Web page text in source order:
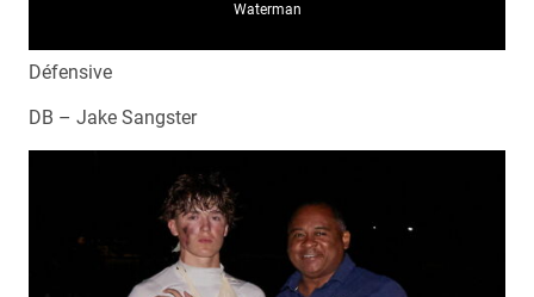
Waterman
Défensive
DB – Jake Sangster